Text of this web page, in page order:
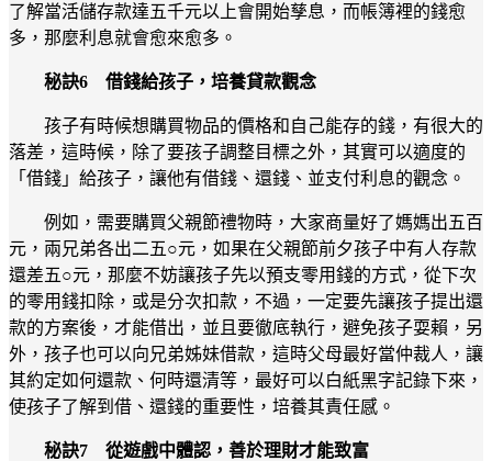
了解當活儲存款達五千元以上會開始孳息，而帳簿裡的錢愈
多，那麼利息就會愈來愈多。
秘訣6 借錢給孩子，培養貸款觀念
孩子有時候想購買物品的價格和自己能存的錢，有很大的
落差，這時候，除了要孩子調整目標之外，其實可以適度的
「借錢」給孩子，讓他有借錢、還錢、並支付利息的觀念。
例如，需要購買父親節禮物時，大家商量好了媽媽出五百
元，兩兄弟各出二五○元，如果在父親節前夕孩子中有人存款
還差五○元，那麼不妨讓孩子先以預支零用錢的方式，從下次
的零用錢扣除，或是分次扣款，不過，一定要先讓孩子提出還
款的方案後，才能借出，並且要徹底執行，避免孩子耍賴，另
外，孩子也可以向兄弟姊妹借款，這時父母最好當仲裁人，讓
其約定如何還款、何時還清等，最好可以白紙黑字記錄下來，
使孩子了解到借、還錢的重要性，培養其責任感。
秘訣7 從遊戲中體認，善於理財才能致富